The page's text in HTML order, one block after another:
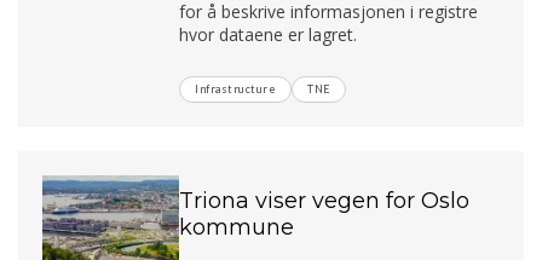
for å beskrive informasjonen i registre
hvor dataene er lagret.
Infrastructure TNE
Triona viser vegen for Oslo
kommune